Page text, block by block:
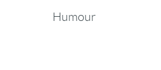
Humour